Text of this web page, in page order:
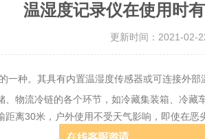
温湿度记录仪在使用时
更新时间：2021-02-
一种。其具有内置温湿度传感器或可连接外
物流冷链的各个环节，如冷藏集装箱、冷藏
30米，户外使用不受天气影响，即使在恶